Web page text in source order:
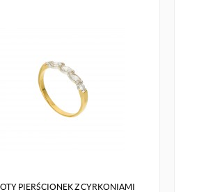
PIERŚCIONEK Z CYRKONIAMI